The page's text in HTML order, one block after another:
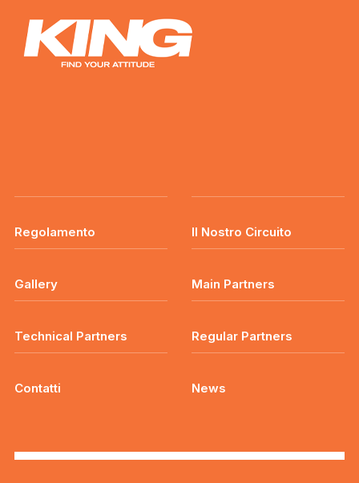
Regolamento Il Nostro Circuito
Gallery Main Partners
Technical Partners Regular Partners
Contatti News